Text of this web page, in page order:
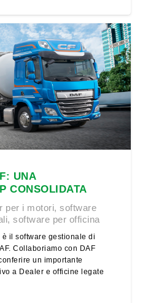
UNA
CONSOLIDATA
per i motori,software
,software per officina
è il software gestionale di
Collaboriamo con DAF
un importante
a Dealer e officine legate